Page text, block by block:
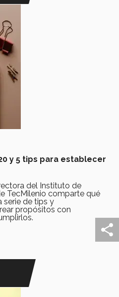
y 5 tips para establecer
del Instituto de
TecMilenio comparte qué
serie de tips y
propósitos con